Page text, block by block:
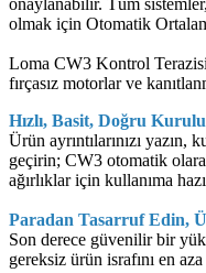
onaylanabilir. Tüm
olmak için Otomatik
Loma CW3 Kontrol
fırçasız motorlar ve
Hızlı, Basit, Doğru
Ürün ayrıntılarınızı
geçirin; CW3 otomatik
ağırlıklar için kullanıma
Paradan Tasarruf Edin,
Son derece güvenilir bir
gereksiz ürün israfını en